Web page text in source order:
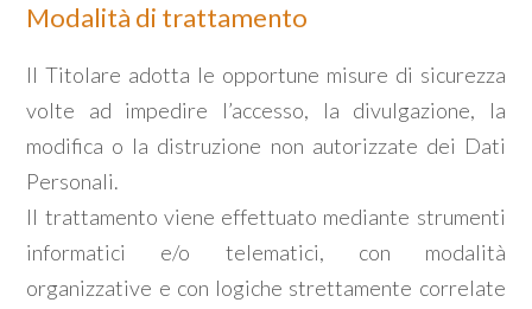
Modalità di trattamento
Il Titolare adotta le opportune misure di sicurezza
volte ad impedire l’accesso, la divulgazione, la
modifica o la distruzione non autorizzate dei Dati
Personali.
Il trattamento viene effettuato mediante strumenti
informatici e/o telematici, con modalità
organizzative e con logiche strettamente correlate
Bagni
minimi
Qualsiasi